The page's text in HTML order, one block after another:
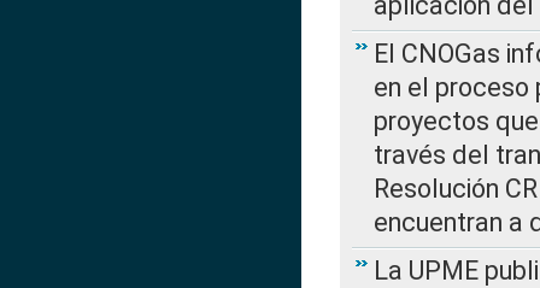
El CNOGas
en el proceso
proyectos
través del
Resolución
encuentran a
La UPME